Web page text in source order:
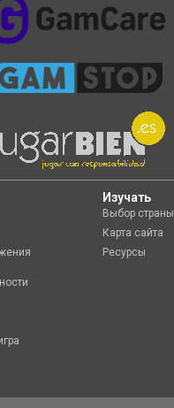
Изучать
Выбор страны
Карта сайта
Ресурсы